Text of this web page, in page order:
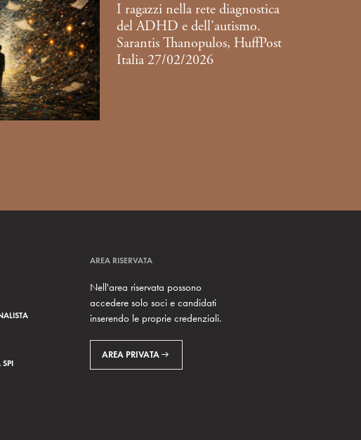
I ragazzi nella rete diagnostica
del ADHD e dell’autismo.
Sarantis Thanopulos, HuffPost
Italia 27/02/2026
SPI
AREA RISERVATA
Nell'area riservata possono
accedere solo soci e candidati
inserendo le proprie credenziali.
AREA PRIVATA